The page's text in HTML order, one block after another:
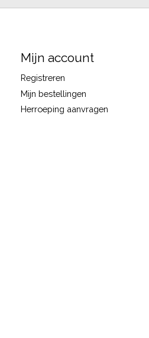
Mijn account
Registreren
Mijn bestellingen
Herroeping aanvragen